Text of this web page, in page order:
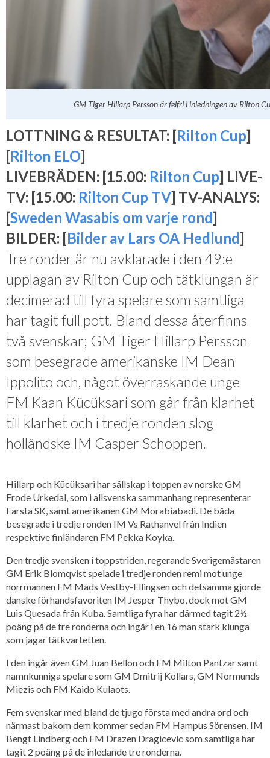
GM Tiger Hillarp Persson är felfri i inledningen av Rilton
LOTTNING & RESULTAT: [Rilton Cup]
[Rilton ELO]
LIVEBRÄDEN: [15.00: Rilton Cup] LIVE-
TV: [15.00: Rilton Cup TV] TV-ANALYS:
[Sweden Wasabis om varje rond]
BILDER: [Bilder av Lars OA Hedlund]
Tre ronder är nu avklarade i den 49:e
upplagan av Rilton Cup och tätklungan är
decimerad till fyra spelare som samtliga
har tagit full pott. Bland dessa återfinns
två svenskar; GM Tiger Hillarp Persson
som besegrade amerikanske IM Dean
Ippolito och, något överraskande unge
FM Kaan Kücüksari som går från klarhet
till klarhet och i tredje ronden slog
holländske IM Casper Schoppen.
Hillarp och Kücüksari har sällskap i toppen av norske GM
Frode Urkedal, som i allsvenska sammanhang representerar
Farsta SK, samt amerikanen GM Morabiabadi. De båda
besegrade i tredje ronden IM Vs Rathanvel från Indien
respektive finländaren FM Pekka Koyka.
Den tredje svensken i toppstriden, regerande Sverigemästaren
GM Erik Blomqvist spelade i tredje ronden remi mot unge
norrmannen FM Mads Vestby-Ellingsen och detsamma gjorde
danske förhandsfavoriten IM Jesper Thybo, dock mot GM
Luis Quesada från Kuba. Samtliga fyra har därmed tagit 2½
poäng på de tre ronderna och ingår i en 16 man stark klunga
som jagar tätkvartetten.
I den ingår även GM Juan Bellon och FM Milton Pantzar samt
namnkunniga spelare som GM Dmitrij Kollars, GM Normunds
Miezis och FM Kaido Kulaots.
Fem svenskar med bland de tjugo första med andra ord och
närmast bakom dem kommer sedan FM Hampus Sörensen, IM
Bengt Lindberg och FM Drazen Dragicevic som samtliga har
tagit 2 poäng på de inledande tre ronderna.